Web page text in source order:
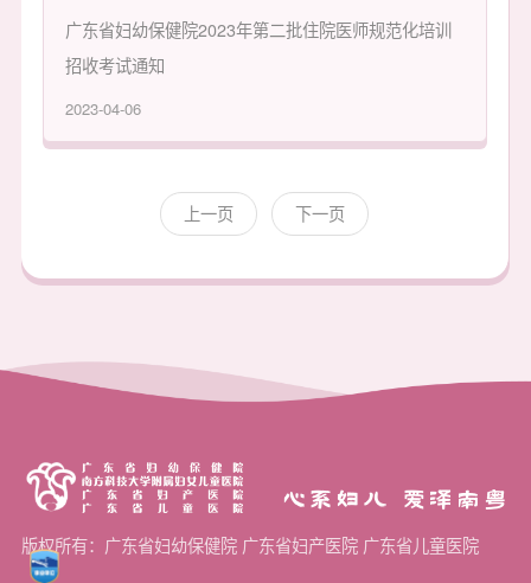
广东省妇幼保健院2023年第二批住院医师规范化培训
招收考试通知
2023-04-06
上一页 下一页
心系妇儿 爱泽南粤
版权所有：广东省妇幼保健院 广东省妇产医院 广东省儿童医院